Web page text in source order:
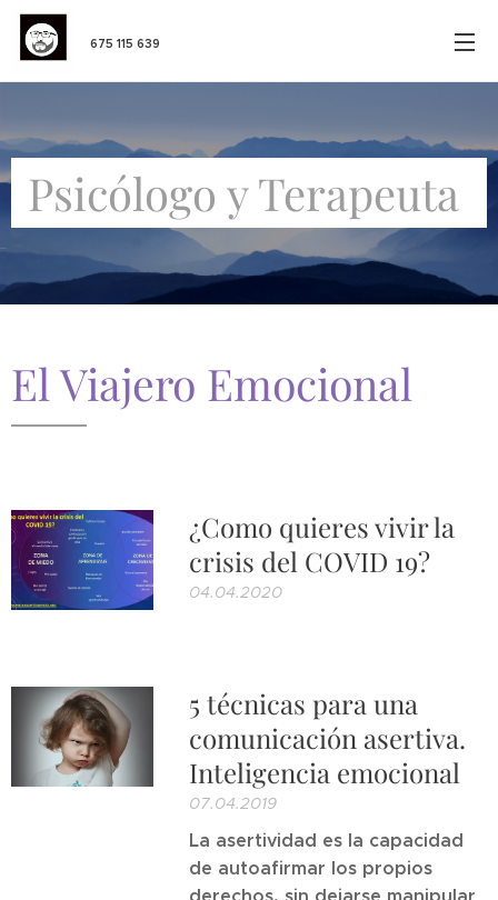
675 115 639
Psicólogo y Terapeuta
El Viajero Emocional
¿Como quieres vivir la
crisis del COVID 19?
04.04.2020
5 técnicas para una
comunicación asertiva.
Inteligencia emocional
07.04.2019
La asertividad es la capacidad
de autoafirmar los propios